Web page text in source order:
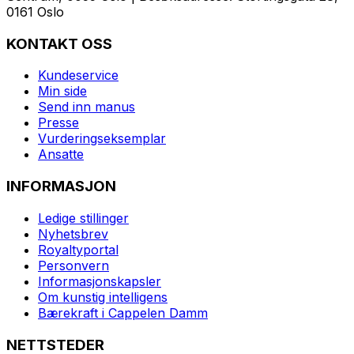
0161 Oslo
KONTAKT OSS
Kundeservice
Min side
Send inn manus
Presse
Vurderingseksemplar
Ansatte
INFORMASJON
Ledige stillinger
Nyhetsbrev
Royaltyportal
Personvern
Informasjonskapsler
Om kunstig intelligens
Bærekraft i Cappelen Damm
NETTSTEDER